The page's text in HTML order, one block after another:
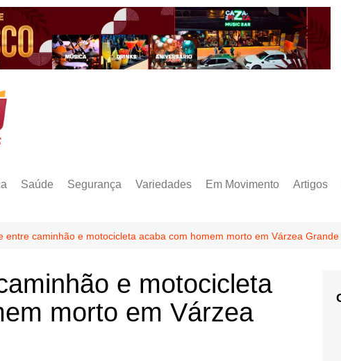
Saúde Segurança Variedades Em Movimento Artigos
entre caminhão e motocicleta acaba com homem morto em Várzea Grande
e motocicleta
morto em Várzea